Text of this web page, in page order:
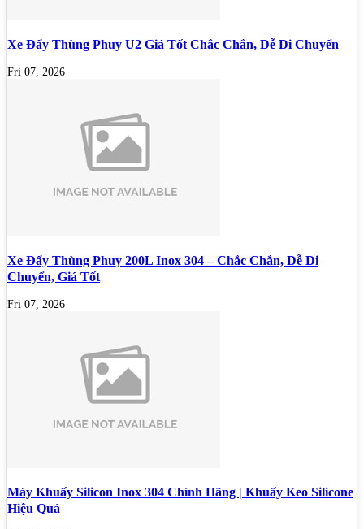
Xe Đẩy Thùng Phuy U2 Giá Tốt Chắc Chắn, Dễ Di Chuyển
Fri 07, 2026
Xe Đẩy Thùng Phuy 200L Inox 304 – Chắc Chắn, Dễ Di
Chuyển, Giá Tốt
Fri 07, 2026
Máy Khuấy Silicon Inox 304 Chính Hãng | Khuấy Keo Silicone
Hiệu Quả